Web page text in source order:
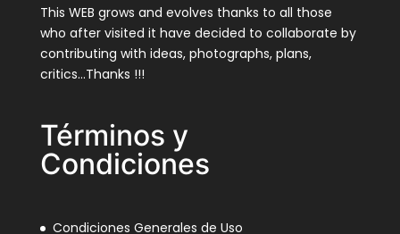
This WEB grows and evolves thanks to all those
who after visited it have decided to collaborate by
contributing with ideas, photographs, plans,
critics…Thanks !!!
Términos y
Condiciones
Condiciones Generales de Uso